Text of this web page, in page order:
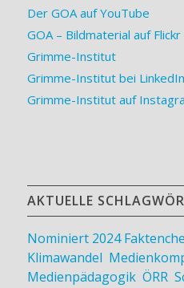
Der GOA auf YouTube
GOA – Bildmaterial auf Flickr
Grimme-Institut
Grimme-Institut bei LinkedIn
Grimme-Institut auf
AKTUELLE
Nominiert 2024
Klimawandel
Medienpädagogik, ÖRR,